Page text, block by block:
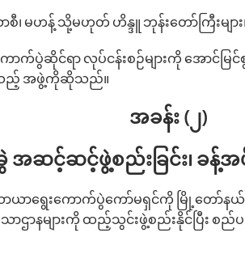
၊ မဟန့် သို့မဟုတ် ဟိန္ဒူ ဘုန်းတော်ကြီးများ
ာက်ပွဲဆိုင်ရာ လုပ်ငန်းစဉ်များကို အောင်
သည့် အဖွဲ့ကိုဆိုသည်။
အခန်း (၂)
ဆင့်ဆင့်ဖွဲ့စည်းခြင်း၊ ခန့်အပ်
ာရွေးကောက်ပွဲကော်မရှင်ကို မြို့တော်နယ်
ာနများကို ထည့်သွင်းဖွဲ့စည်းနိုင်ပြီး စည်